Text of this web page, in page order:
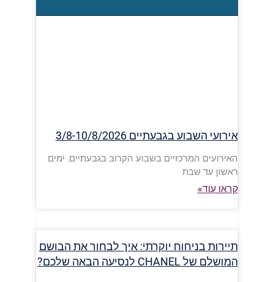
אירועי השבוע בגבעתיים 3/8-10/8/2026
האירועים המרכזיים בשבוע הקרוב בגבעתיים, ימים
ראשון עד שבת
קראו עוד»
תיירות בניחוח יוקרתי: איך לבחור את הבושם
המושלם של CHANEL לנסיעה הבאה שלכם?